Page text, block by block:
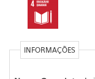
INFORMAÇÕES